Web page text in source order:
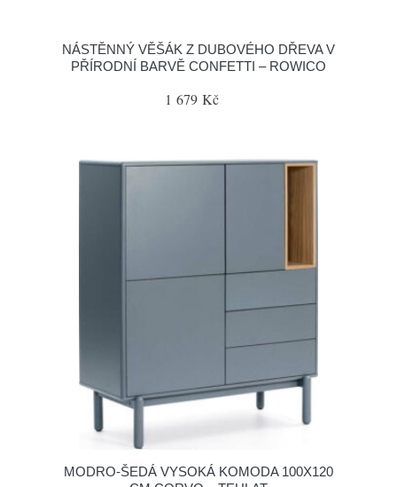
NÁSTĚNNÝ VĚŠÁK Z DUBOVÉHO DŘEVA V
PŘÍRODNÍ BARVĚ CONFETTI – ROWICO
1 679 Kč
MODRO-ŠEDÁ VYSOKÁ KOMODA 100X120